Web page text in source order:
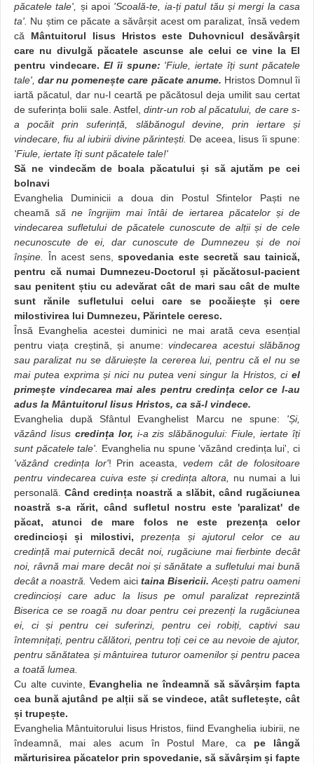
păcatele tale',
și apoi 'Scoală-te, ia-ți patul tău și mergi la casa
ta'. Nu știm ce păcate a săvârșit acest om paralizat, însă vedem
că Mântuitorul Iisus Hristos este Duhovnicul desăvârșit
care nu divulgă păcatele ascunse ale celui ce vine la El
pentru vindecare. El îi spune: 'Fiule, iertate îți sunt păcatele
tale',dar nu pomenește care păcate anume. Hristos Domnul îi
iartă păcatul, dar nu-l ceartă pe păcătosul deja umilit sau certat
de suferința bolii sale. Astfel, dintr-un rob al păcatului, de care s-
a pocăit prin suferință, slăbănogul devine, prin iertare și
vindecare, fiu al iubirii divine părintești. De aceea, Iisus îi spune:
'Fiule, iertate îți sunt păcatele tale!'
Să ne vindecăm de boala păcatului și să ajutăm pe cei
bolnavi
Evanghelia Duminicii a doua din Postul Sfintelor Paști ne
cheamă să ne îngrijim mai întâi de iertarea păcatelor și de
vindecarea sufletului de păcatele cunoscute de alții și de cele
necunoscute de ei, dar cunoscute de Dumnezeu și de noi
înșine.
În acest sens, spovedania este secretă sau tainică,
pentru că numai Dumnezeu-Doctorul și păcătosul-pacient
sau penitent știu cu adevărat cât de mari sau cât de multe
sunt rănile sufletului celui care se pocăiește și cere
milostivirea lui Dumnezeu, Părintele ceresc.
Însă Evanghelia acestei duminici ne mai arată ceva esențial
pentru viața creștină, și anume:vindecarea acestui slăbănog
sau paralizat nu se dăruiește la cererea lui, pentru că el nu se
mai putea exprima și nici nu putea veni singur la Hristos, ci el
primește vindecarea mai ales pentru credința celor ce l-au
adus la Mântuitorul Iisus Hristos, ca să-l vindece.
Evanghelia după Sfântul Evanghelist Marcu ne spune: 'Și,
văzând Iisus credința lor, i-a zis slăbănogului: Fiule, iertate îți
sunt păcatele tale'.
Evanghelia nu spune 'văzând credința lui', ci
'văzând credința lor'! Prin aceasta, vedem cât de folositoare
pentru vindecarea cuiva este și credința altora,
nu numai a lui
personală.Când credința noastră a slăbit, când rugăciunea
noastră s-a rărit, când sufletul nostru este 'paralizat' de
păcat, atunci de mare folos ne este prezența celor
credincioși și milostivi,
prezența și ajutorul celor ce au
credință mai puternică decât noi, rugăciune mai fierbinte decât
noi, râvnă mai mare decât noi și sănătate a sufletului mai bună
decât a noastră.
Vedem aicitaina Bisericii. Acești patru oameni
credincioși care aduc la Iisus pe omul paralizat reprezintă
Biserica ce se roagă nu doar pentru cei prezenți la rugăciunea
ei, ci și pentru cei suferinzi, pentru cei robiți, captivi sau
întemnițați, pentru călători, pentru toți cei ce au nevoie de ajutor,
pentru sănătatea și mântuirea tuturor oamenilor și pentru pacea
a toată lumea.
Cu alte cuvinte, Evanghelia ne îndeamnă să săvârșim fapta
cea bună ajutând pe alții să se vindece, atât sufletește, cât
și trupește.
Evanghelia Mântuitorului Iisus Hristos, fiind Evanghelia iubirii, ne
îndeamnă, mai ales acum în Postul Mare, ca pe lângă
mărturisirea păcatelor prin spovedanie, să săvârșim și fapte